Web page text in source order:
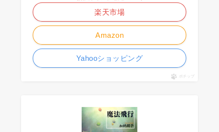
Amazon
楽天市場
Yahooショッピング
ポチップ